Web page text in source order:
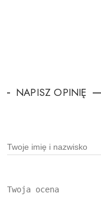
NAPISZ OPINIĘ